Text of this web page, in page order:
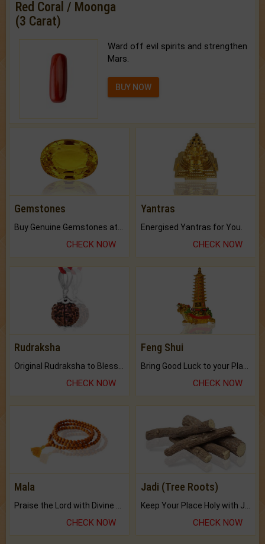
Red Coral / Moonga
(3 Carat)
Ward off evil spirits and strengthen
Mars.
BUY NOW
Gemstones
CHECK NOW
Yantras
Energised Yantras for You.
CHECK NOW
Rudraksha
CHECK NOW
Feng Shui
CHECK NOW
Mala
CHECK NOW
Jadi (Tree Roots)
CHECK NOW